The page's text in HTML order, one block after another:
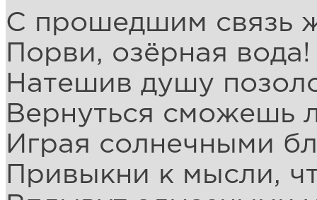
С прошедшим связь
Порви, озёрная вода!
Натешив душу
Вернуться сможешь
Играя солнечными
Привыкни к мысли,